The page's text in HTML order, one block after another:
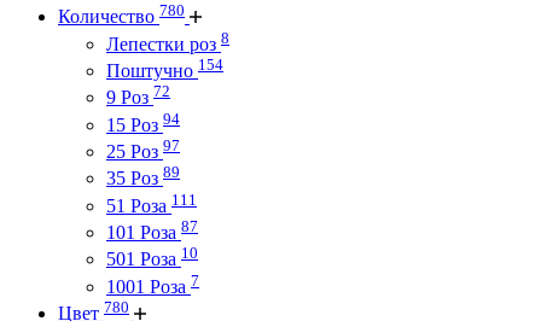
Количество 780
Лепестки роз 8
Поштучно 154
9 Роз 72
15 Роз 94
25 Роз 97
35 Роз 89
51 Роза 111
101 Роза 87
501 Роза 10
1001 Роза 7
Цвет 780